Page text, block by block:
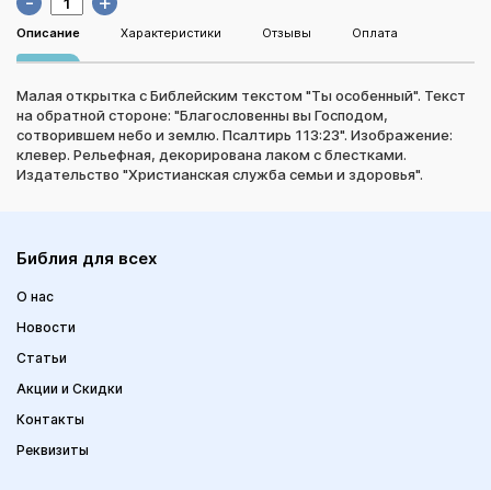
Описание Характеристики Отзывы Оплата
Малая открытка с Библейским текстом "Ты особенный". Текст
на обратной стороне: "Благословенны вы Господом,
сотворившем небо и землю. Псалтирь 113:23". Изображение:
клевер. Рельефная, декорирована лаком с блестками.
Издательство "Христианская служба семьи и здоровья".
Библия для всех
О нас
Новости
Статьи
Акции и Скидки
Контакты
Реквизиты